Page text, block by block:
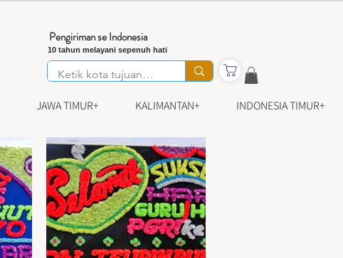
10 tahun melayani sepenuh hati
Pengiriman se Indonesia
JAWA TIMUR+ KALIMANTAN+ INDONESIA TIMUR+